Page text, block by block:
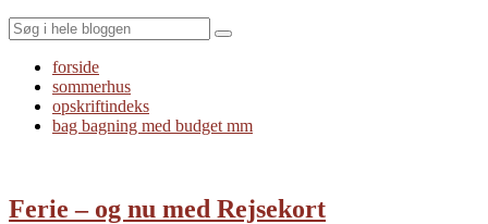
Search
forside
sommerhus
opskriftindeks
bag bagning med budget mm
Ferie – og nu med Rejsekort